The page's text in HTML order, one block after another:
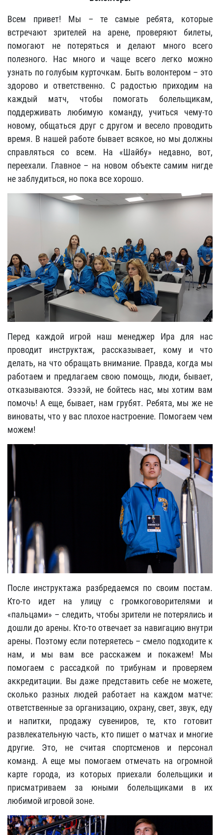
Всем привет! Мы – те самые ребята, которые
встречают зрителей на арене, проверяют билеты,
помогают не потеряться и делают много всего
полезного. Нас много и чаще всего легко можно
узнать по голубым курточкам. Быть волонтером – это
здорово и ответственно. С радостью приходим на
каждый матч, чтобы помогать болельщикам,
поддерживать любимую команду, учиться чему-то
новому, общаться друг с другом и весело проводить
время. В нашей работе бывает всякое, но мы должны
справляться со всем. На «Шайбу» недавно, вот,
переехали. Главное – на новом объекте самим нигде
не заблудиться, но пока все хорошо.
Перед каждой игрой наш менеджер Ира для нас
проводит инструктаж, рассказывает, кому и что
делать, на что обращать внимание. Правда, когда мы
работаем и предлагаем свою помощь, люди, бывает,
отказываются. Ээээй, не бойтесь нас, мы хотим вам
помочь! А еще, бывает, нам грубят. Ребята, мы же не
виноваты, что у вас плохое настроение. Помогаем чем
можем!
После инструктажа разбредаемся по своим постам.
Кто-то идет на улицу с громкоговорителями и
«пальцами» – следить, чтобы зрители не потерялись и
дошли до арены. Кто-то отвечает за навигацию внутри
арены. Поэтому если потеряетесь – смело подходите к
нам, и мы вам все расскажем и покажем! Мы
помогаем с рассадкой по трибунам и проверяем
аккредитации. Вы даже представить себе не можете,
сколько разных людей работает на каждом матче:
ответственные за организацию, охрану, свет, звук, еду
и напитки, продажу сувениров, те, кто готовит
развлекательную часть, кто пишет о матчах и многие
другие. Это, не считая спортсменов и персонал
команд. А еще мы помогаем отмечать на огромной
карте города, из которых приехали болельщики и
присматриваем за юными болельщиками в их
любимой игровой зоне.